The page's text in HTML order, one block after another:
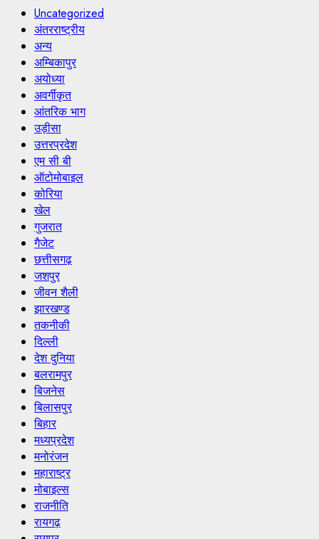
Uncategorized
अंतरराष्ट्रीय
अन्य
अम्बिकापुर
अयोध्या
अवर्गीकृत
आंतरिक भाग
उड़ीसा
उत्तरप्रदेश
एम सी बी
ऑटोमोबाइल
कोरिया
खेल
गुजरात
गैजेट
छत्तीसगढ़
जशपुर
जीवन शैली
झारखण्ड
तकनीकी
दिल्ली
देश दुनिया
बलरामपुर
बिजनेस
बिलासपुर
बिहार
मध्यप्रदेश
मनोरंजन
महाराष्ट्र
मोबाइल्स
राजनीति
रायगढ़